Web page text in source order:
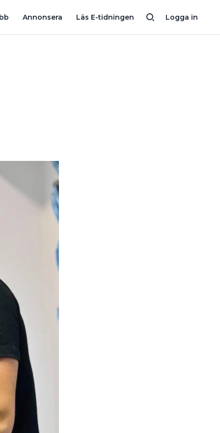
Logga in
Annonsera Läs E-tidningen
”JAG BRUKAR SE EN DOSA ÖVERSPIKAD MED GIPS,